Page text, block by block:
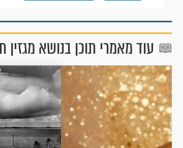
עוד מאמרי תוכן בנושא מגזין